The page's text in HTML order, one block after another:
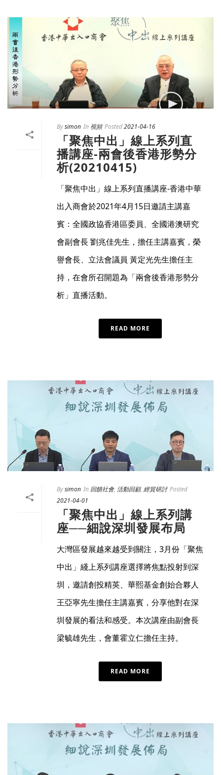
Bysimon In 視頻 Posted2021-04-16
「聚焦中出」線上系列直
播講座-兩會後香港形勢分
析(20210415)
「聚焦中出」線上系列直播講座-香港中華
出入商會於2021年4月15日邀請主講嘉
賓：全國政協香港區委員、全國港澳研究
會副會長 劉兆佳先生，擔任主講嘉賓，榮
譽會長、立法會議員 黃定光先生擔任主
持，在會所召開題為「兩會後香港形勢分
析」直播活動。
READ MORE
Bysimon In 回饋社會, 活動回顧, 經貿研討 Posted
2021-04-01
「聚焦中出」線上系列講
座──細說深圳發展布局
大灣區發展越來越受到關注，3月份「聚焦
中出」綫上系列講座選擇將焦點投射到深
圳，邀請創投精英、華熙基金創始合夥人
王亞寧先生擔任主講嘉賓，分享他對在深
圳發展的看法和感受。本次講座由副會長
梁毓雄先生，會董霍立仁擔任主持。
READ MORE